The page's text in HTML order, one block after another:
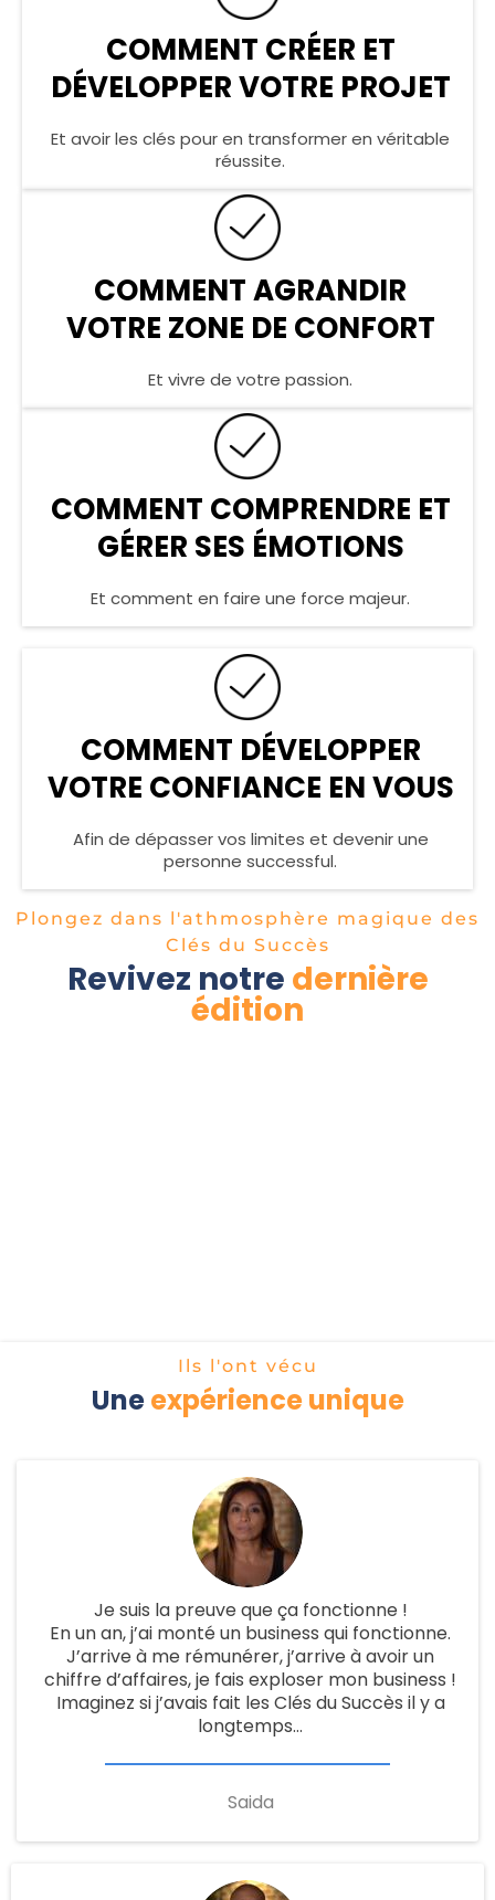
COMMENT CRÉER ET
DÉVELOPPER VOTRE PROJET
Et avoir les clés pour en transformer en véritable
réussite.
COMMENT AGRANDIR
VOTRE ZONE DE CONFORT
Et vivre de votre passion.
COMMENT COMPRENDRE ET
GÉRER SES ÉMOTIONS
Et comment en faire une force majeur.
COMMENT DÉVELOPPER
VOTRE CONFIANCE EN VOUS
Afin de dépasser vos limites et devenir une
personne successful.
Plongez dans l'athmosphère magique des
Clés du Succès
Revivez notre dernière
édition
Ils l'ont vécu
Uneexpérience unique
Je suis la preuve que ça fonctionne !
En un an, j’ai monté un business qui fonctionne.
J’arrive à me rémunérer, j’arrive à avoir un
chiffre d’affaires, je fais exploser mon business !
Imaginez si j’avais fait les Clés du Succès il y a
longtemps…
Saida